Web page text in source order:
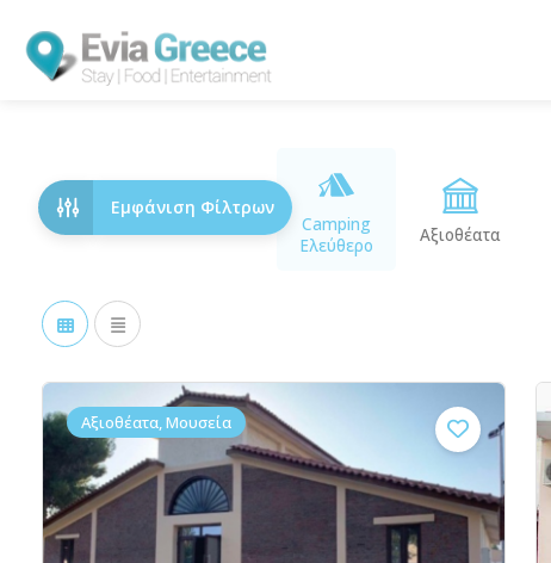
Εμφάνιση Φίλτρων
Camping
Ελεύθερο
Αξιοθέατα
Αξιοθέατα, Μουσεία